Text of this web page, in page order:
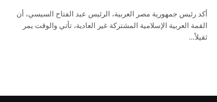
أكد رئيس جمهورية مصر العربية، الرئيس عبد الفتاح السيسي، أن
القمة العربية الإسلامية المشتركة غير العادية، تأتي والوقت يمر
ثقيلاً…